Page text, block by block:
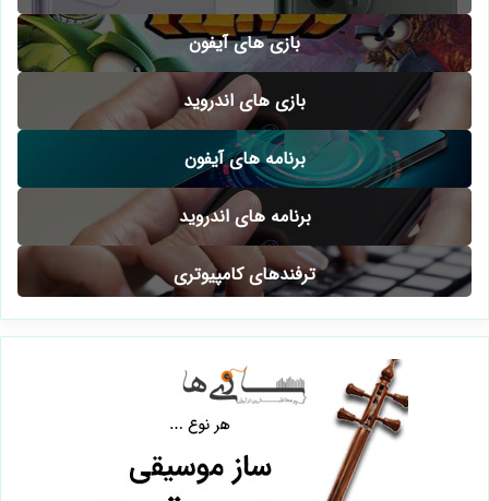
بازی های آیفون
بازی های اندروید
برنامه های آیفون
برنامه های اندروید
ترفندهای کامپیوتری